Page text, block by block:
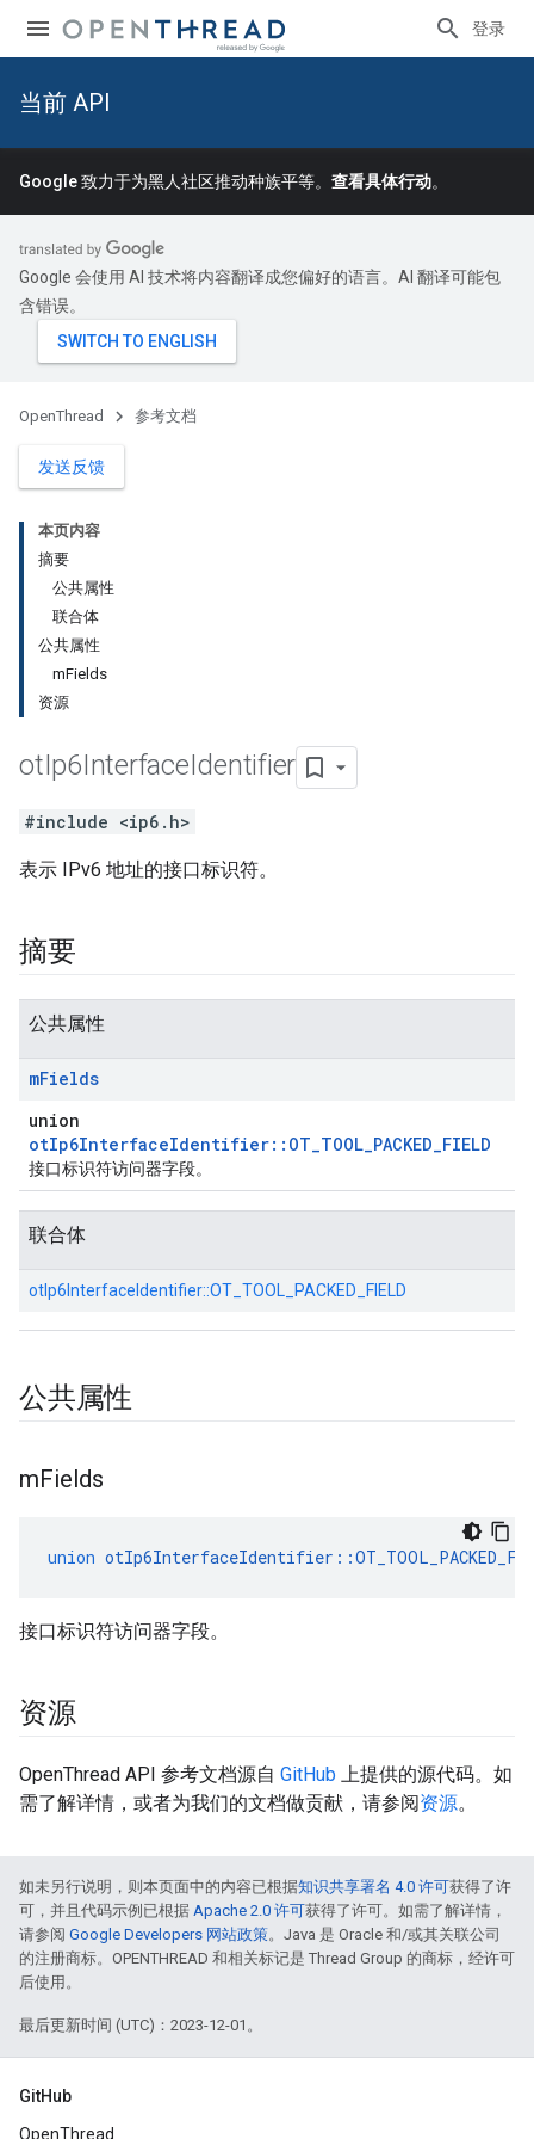
登录
当前 API
Google 致力于为黑人社区推动种族平等。 查看具体行动。
Google 会使用 AI 技术将内容翻译成您偏好的语言。AI 翻译可能包
含错误。
OpenThread 参考文档
发送反馈
本页内容
摘要
公共属性
联合体
公共属性
mFields
资源
otIp6InterfaceIdentifier
#include <ip6.h>
表示 IPv6 地址的接口标识符。
摘要
公共属性
mFields
union
otIp6InterfaceIdentifier::OT_TOOL_PACKED_FIELD
接口标识符访问器字段。
联合体
otIp6InterfaceIdentifier::OT_TOOL_PACKED_FIELD
公共属性
mFields
union otIp6InterfaceIdentifier ::
接口标识符访问器字段。
资源
OpenThread API 参考文档源自 GitHub 上提供的源代码。如
需了解详情，或者为我们的文档做贡献，请参阅资源。
如未另行说明，则本页面中的内容已根据知识共享署名 4.0 许可获得了许
可，并且代码示例已根据 Apache 2.0 许可获得了许可。如需了解详情，
请参阅 Google Developers 网站政策。Java 是 Oracle 和/或其关联公司
的注册商标。OPENTHREAD 和相关标记是 Thread Group 的商标，经许可
后使用。
最后更新时间 (UTC)：2023-12-01。
GitHub
OpenThread